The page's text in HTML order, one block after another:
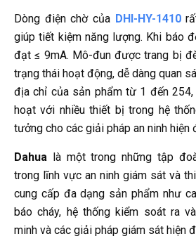
Dòng điện chờ của DHI-HY-1410
giúp tiết kiệm năng lượng. Khi báo
đạt ≤ 9mA. Mô-đun được trang bị
trạng thái hoạt động, dễ dàng quan
địa chỉ của sản phẩm từ 1 đến
hoạt với nhiều thiết bị trong hệ
tưởng cho các giải pháp an ninh hiện
Dahua là một trong những tập
trong lĩnh vực an ninh giám sát và
cung cấp đa dạng sản phẩm như
báo cháy, hệ thống kiểm soát ra
minh và các giải pháp giám sát hiện